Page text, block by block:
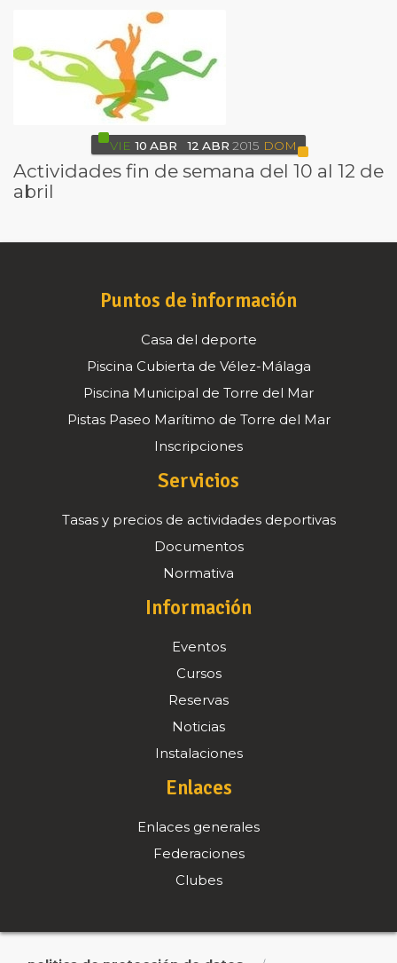
VIE 10 ABR 12 ABR 2015 DOM
Actividades fin de semana del 10 al 12 de
abril
Puntos de información
Casa del deporte
Piscina Cubierta de Vélez-Málaga
Piscina Municipal de Torre del Mar
Pistas Paseo Marítimo de Torre del Mar
Inscripciones
Servicios
Tasas y precios de actividades deportivas
Documentos
Normativa
Información
Eventos
Cursos
Reservas
Noticias
Instalaciones
Enlaces
Enlaces generales
Federaciones
Clubes